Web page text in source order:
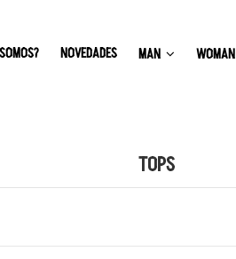
NOVEDADES MAN WOMAN
TOPS